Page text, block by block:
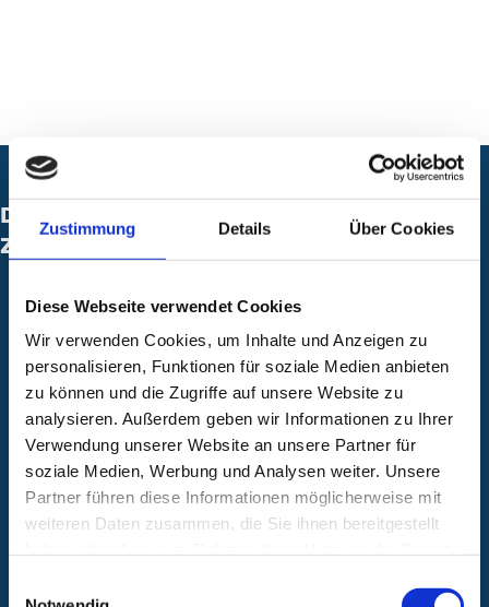
Zustimmung Details Über Cookies
Diese Webseite verwendet Cookies
Wir verwenden Cookies, um Inhalte und Anzeigen zu
personalisieren, Funktionen für soziale Medien anbieten
zu können und die Zugriffe auf unsere Website zu
analysieren. Außerdem geben wir Informationen zu Ihrer
Verwendung unserer Website an unsere Partner für
soziale Medien, Werbung und Analysen weiter. Unsere
Partner führen diese Informationen möglicherweise mit
weiteren Daten zusammen, die Sie ihnen bereitgestellt
Das Zentrum für seelische Gesundheit in
Zahlen
Rund 12.500 m² Nutzfläche bzw. ca. 24.000 m²
Bruttogeschossfläche
Fünfgeschossiges Gebäude mit Innenhöfen und
begrünte Außenanlagen
Anbindung an das unterirdische
Versorgungssystem des Campus Nord
1.250 m² Therapiefläche mit 42